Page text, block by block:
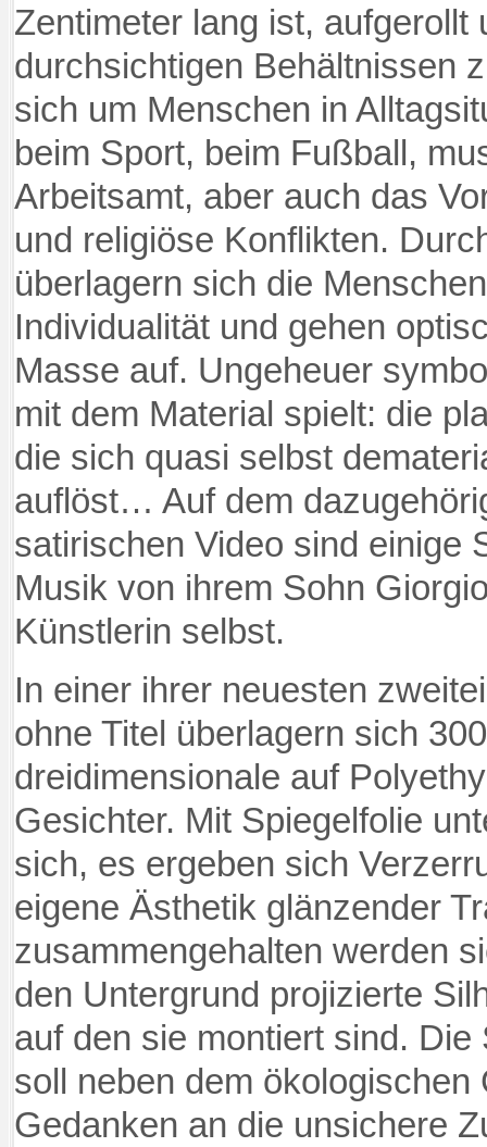
Zentimeter lang ist, aufgerollt
durchsichtigen Behältnissen
sich um Menschen in
beim Sport, beim Fußball,
Arbeitsamt, aber auch das
und religiöse Konflikten.
überlagern sich die
Individualität und gehen
Masse auf. Ungeheuer
mit dem Material spielt: die
die sich quasi selbst
auflöst… Auf dem
satirischen Video sind einige
Musik von ihrem Sohn
Künstlerin selbst.
In einer ihrer neuesten
ohne Titel überlagern sich
dreidimensionale auf
Gesichter. Mit Spiegelfolie
sich, es ergeben sich
eigene Ästhetik glänzender
zusammengehalten werden
den Untergrund projizierte
auf den sie montiert sind.
soll neben dem ökologischen
Gedanken an die unsichere